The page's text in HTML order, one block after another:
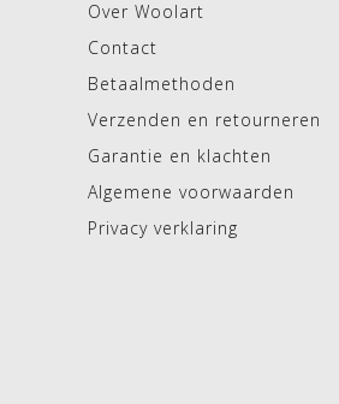
Over Woolart
Contact
Betaalmethoden
Verzenden en retourneren
Garantie en klachten
Algemene voorwaarden
Privacy verklaring